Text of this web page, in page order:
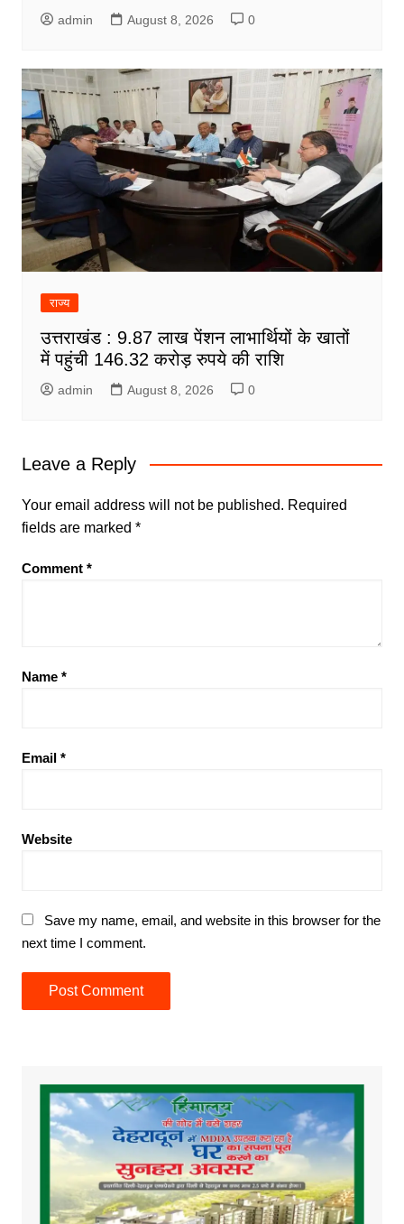
admin August 8, 2026 0
राज्य
उत्तराखंड : 9.87 लाख पेंशन लाभार्थियों के खातों
में पहुंची 146.32 करोड़ रुपये की राशि
admin August 8, 2026 0
Leave a Reply
Your email address will not be published. Required
fields are marked *
Comment *
Name *
Email *
Website
Save my name, email, and website in this browser for the
next time I comment.